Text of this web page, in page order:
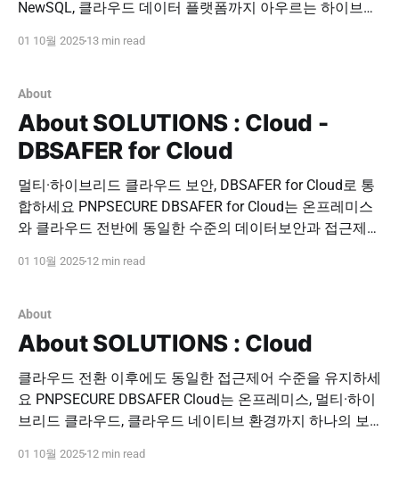
NewSQL, 클라우드 데이터 플랫폼까지 아우르는 하이브리
NoSQL Proxy, DB 클라이언트 툴 연동 엔진을 선택적으로
체계를 구축하세요. 도입 문의하기 PNPSECURE · P-NAP ·
NoSQL Adaptive Platform · DBSAFER · Unified-
01 10월 2025 13 min read
About
About SOLUTIONS : Cloud -
DBSAFER for Cloud
멀티·하이브리드 클라우드 보안, DBSAFER for Cloud로 통
합하세요 PNPSECURE DBSAFER for Cloud는 온프레미스
와 클라우드 전반에 동일한 수준의 데이터보안과 접근제어
라우드, 하이브리드 클라우드, NoSQL, Kubernetes 환경까
PNPSECURE · DBSAFER · DBSAFER for Cloud · Cloud
Security · Unified-IAM 피앤피시큐어(PNPSECURE)
DBSAFER for
01 10월 2025 12 min read
About
About SOLUTIONS : Cloud
클라우드 전환 이후에도 동일한 접근제어 수준을 유지하세
요 PNPSECURE DBSAFER Cloud는 온프레미스, 멀티·하이
브리드 클라우드, 클라우드 네이티브 환경까지 하나의 보
연계를 통해 변화하는 인프라에서도 일관된 데이터보안과
01 10월 2025 12 min read